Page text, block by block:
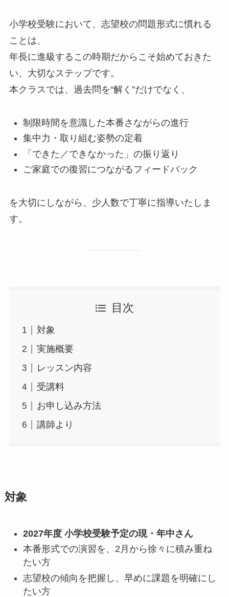
小学校受験において、志望校の問題形式に慣れる
ことは、
年長に進級するこの時期だからこそ始めておきた
い、大切なステップです。
本クラスでは、過去問を“解く”だけでなく、
制限時間を意識した本番さながらの進行
集中力・取り組む姿勢の定着
「できた／できなかった」の振り返り
ご家庭での復習につながるフィードバック
を大切にしながら、少人数で丁寧に指導いたしま
す。
目次
対象
実施概要
レッスン内容
受講料
お申し込み方法
講師より
対象
2027年度 小学校受験予定の現・年中さん
本番形式での演習を、2月から徐々に積み重ね
たい方
志望校の傾向を把握し、早めに課題を明確にし
たい方